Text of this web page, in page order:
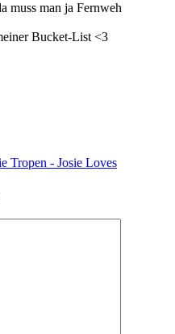
muss man ja Fernweh
Bucket-List <3
Tropen - Josie Loves